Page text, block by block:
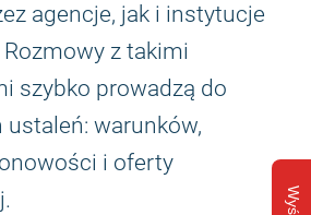
agencje, jak i instytucje
z takimi
szybko prowadzą do
ustaleń: warunków,
i oferty